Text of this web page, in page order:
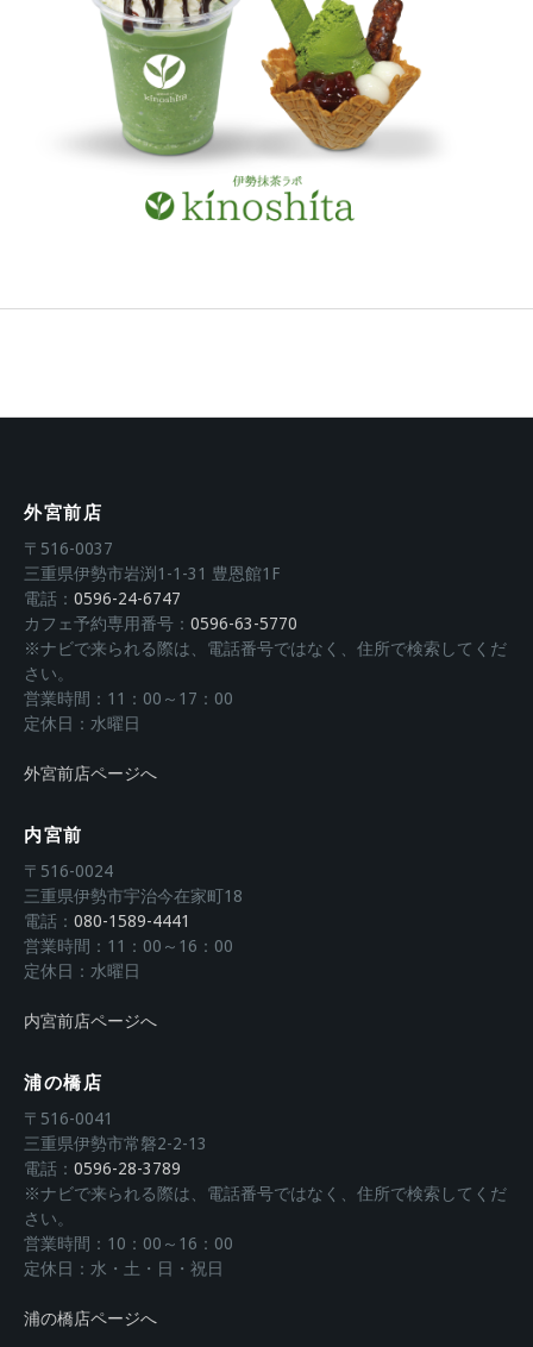
外宮前店
〒516-0037
三重県伊勢市岩渕1-1-31 豊恩館1F
電話： 0596-24-6747
カフェ予約専用番号： 0596-63-5770
※ナビで来られる際は、電話番号ではなく、住所で検索してくだ
さい。
営業時間：11：00～17：00
定休日：水曜日
外宮前店ページへ
内宮前
〒516-0024
三重県伊勢市宇治今在家町18
電話： 080-1589-4441
営業時間：11：00～16：00
定休日：水曜日
内宮前店ページへ
浦の橋店
〒516-0041
三重県伊勢市常磐2-2-13
電話： 0596-28-3789
※ナビで来られる際は、電話番号ではなく、住所で検索してくだ
さい。
営業時間：10：00～16：00
定休日：水・土・日・祝日
浦の橋店ページへ